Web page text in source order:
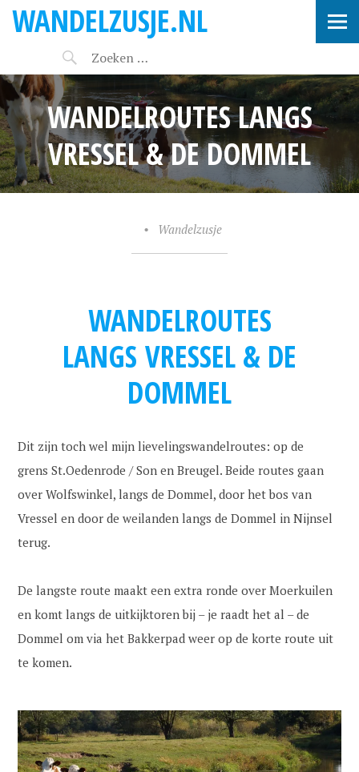
WANDELZUSJE.NL
WANDELROUTES LANGS
VRESSEL & DE DOMMEL
• Wandelzusje
WANDELROUTES
LANGS VRESSEL & DE
DOMMEL
Dit zijn toch wel mijn lievelingswandelroutes: op de
grens St.Oedenrode / Son en Breugel. Beide routes gaan
over Wolfswinkel, langs de Dommel, door het bos van
Vressel en door de weilanden langs de Dommel in Nijnsel
terug.
De langste route maakt een extra ronde over Moerkuilen
en komt langs de uitkijktoren bij – je raadt het al – de
Dommel om via het Bakkerpad weer op de korte route uit
te komen.